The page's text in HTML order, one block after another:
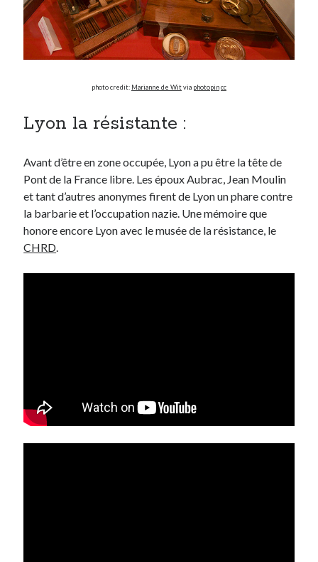
photo credit: Marianne de Witvia photopincc
Lyon la résistante :
Avant d’être en zone occupée, Lyon a pu être la tête de
Pont de la France libre. Les époux Aubrac, Jean Moulin
et tant d’autres anonymes firent de Lyon un phare contre
la barbarie et l’occupation nazie. Une mémoire que
honore encore Lyon avec le musée de la résistance, le
CHRD.